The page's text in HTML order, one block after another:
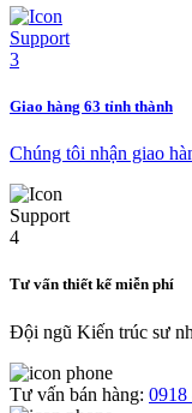
Giao hàng 63 tỉnh thành
Chúng tôi nhận giao
Tư vấn thiết kế miễn phí
Đội ngũ Kiến trúc sư
Tư vấn bán hàng: 0918